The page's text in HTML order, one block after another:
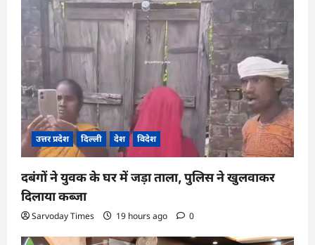
o
n
उत्तर प्रदेश दिल्ली देश विदेश
दबंगों ने युवक के घर में जड़ा ताला, पुलिस ने खुलवाकर
दिलाया कब्जा
Sarvoday Times 19 hours ago 0